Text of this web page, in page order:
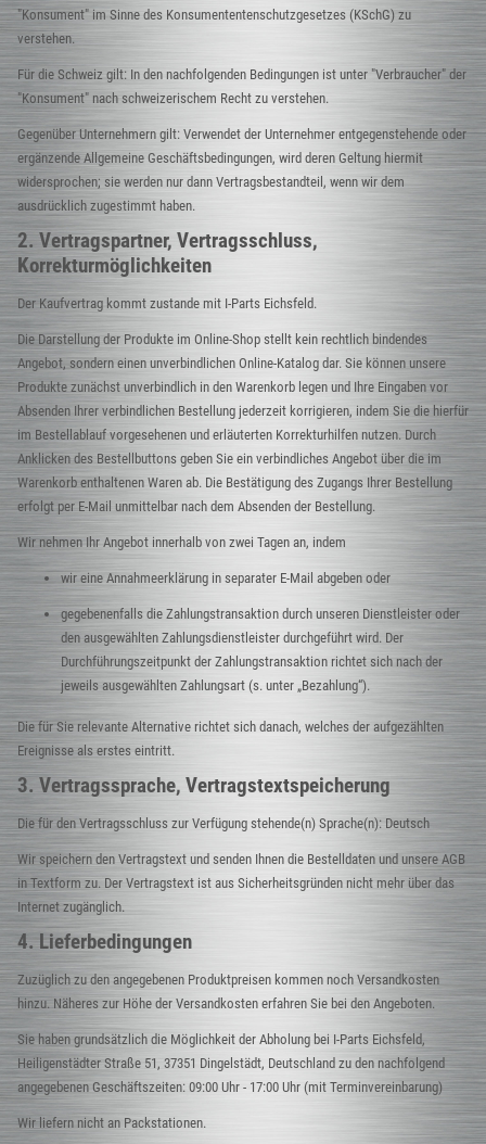
"Konsument" im Sinne des Konsumententenschutzgesetzes (KSchG) zu
verstehen.
Für die Schweiz gilt: In den nachfolgenden Bedingungen ist unter "Verbraucher" der
"Konsument" nach schweizerischem Recht zu verstehen.
Gegenüber Unternehmern gilt: Verwendet der Unternehmer entgegenstehende oder
ergänzende Allgemeine Geschäftsbedingungen, wird deren Geltung hiermit
widersprochen; sie werden nur dann Vertragsbestandteil, wenn wir dem
ausdrücklich zugestimmt haben.
2. Vertragspartner, Vertragsschluss,
Korrekturmöglichkeiten
Der Kaufvertrag kommt zustande mit I-Parts Eichsfeld.
Die Darstellung der Produkte im Online-Shop stellt kein rechtlich bindendes
Angebot, sondern einen unverbindlichen Online-Katalog dar. Sie können unsere
Produkte zunächst unverbindlich in den Warenkorb legen und Ihre Eingaben vor
Absenden Ihrer verbindlichen Bestellung jederzeit korrigieren, indem Sie die hierfür
im Bestellablauf vorgesehenen und erläuterten Korrekturhilfen nutzen. Durch
Anklicken des Bestellbuttons geben Sie ein verbindliches Angebot über die im
Warenkorb enthaltenen Waren ab. Die Bestätigung des Zugangs Ihrer Bestellung
erfolgt per E-Mail unmittelbar nach dem Absenden der Bestellung.
Wir nehmen Ihr Angebot innerhalb von zwei Tagen an, indem
wir eine Annahmeerklärung in separater E-Mail abgeben oder
gegebenenfalls die Zahlungstransaktion durch unseren Dienstleister oder
den ausgewählten Zahlungsdienstleister durchgeführt wird. Der
Durchführungszeitpunkt der Zahlungstransaktion richtet sich nach der
jeweils ausgewählten Zahlungsart (s. unter „Bezahlung“).
Die für Sie relevante Alternative richtet sich danach, welches der aufgezählten
Ereignisse als erstes eintritt.
3. Vertragssprache, Vertragstextspeicherung
Die für den Vertragsschluss zur Verfügung stehende(n) Sprache(n): Deutsch
Wir speichern den Vertragstext und senden Ihnen die Bestelldaten und unsere AGB
in Textform zu. Der Vertragstext ist aus Sicherheitsgründen nicht mehr über das
Internet zugänglich.
4. Lieferbedingungen
Zuzüglich zu den angegebenen Produktpreisen kommen noch Versandkosten
hinzu. Näheres zur Höhe der Versandkosten erfahren Sie bei den Angeboten.
Sie haben grundsätzlich die Möglichkeit der Abholung bei I-Parts Eichsfeld,
Heiligenstädter Straße 51, 37351 Dingelstädt, Deutschland zu den nachfolgend
angegebenen Geschäftszeiten: 09:00 Uhr - 17:00 Uhr (mit Terminvereinbarung)
Wir liefern nicht an Packstationen.